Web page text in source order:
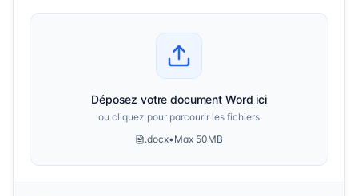
Déposez votre document Word ici
ou cliquez pour parcourir les fichiers
.docx•Max 50MB